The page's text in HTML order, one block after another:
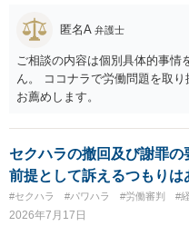
匿名A 弁護士
ご相談の内容は個別具体的事
ん。 ココナラで労働問題を取
お薦めします。
セクハラの撤回及び謝罪
前提として訴えるつもりは
#セクハラ #パワハラ #労働審判 #
2026年7月17日